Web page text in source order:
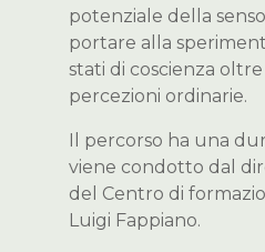
potenziale della
portare alla
stati di coscienza
percezioni ordinarie.
Il percorso ha una
viene condotto dal
del Centro di
Luigi Fappiano.